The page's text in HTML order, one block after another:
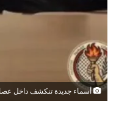
أسماء جديدة تنكشف داخل